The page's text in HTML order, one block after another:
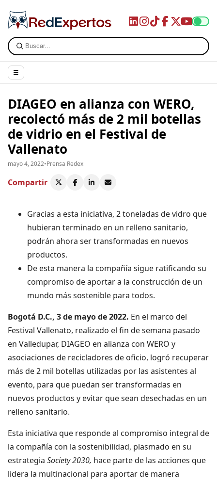
☰
DIAGEO en alianza con WERO,
recolectó más de 2 mil botellas
de vidrio en el Festival de
Vallenato
mayo 4, 2022•Prensa Redex
Compartir
Gracias a esta iniciativa, 2 toneladas de vidro que
hubieran terminado en un relleno sanitario,
podrán ahora ser transformadas en nuevos
productos.
De esta manera la compañía sigue ratificando su
compromiso de aportar a la construcción de un
mundo más sostenible para todos.
Bogotá D.C., 3 de mayo de 2022. En el marco del
Festival Vallenato, realizado el fin de semana pasado
en Valledupar, DIAGEO en alianza con WERO y
asociaciones de recicladores de oficio, logró recuperar
más de 2 mil botellas utilizadas por las asistentes al
evento, para que puedan ser transformadas en
nuevos productos y evitar que sean desechadas en un
relleno sanitario.
Esta iniciativa que responde al compromiso integral de
la compañía con la sostenibilidad, plasmado en su
estrategia Society 2030, hace parte de las acciones que
lidera la multinacional para aportar de manera